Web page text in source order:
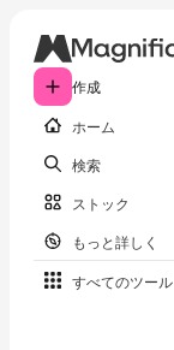
作成
ホーム
検索
ストック
もっと詳しく
すべてのツール